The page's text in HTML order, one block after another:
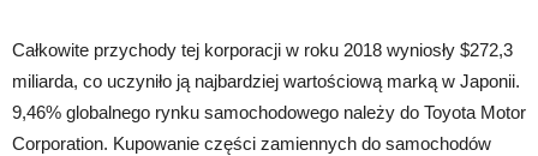
Całkowite przychody tej korporacji w roku 2018 wyniosły $272,3
miliarda, co uczyniło ją najbardziej wartościową marką w Japonii.
9,46% globalnego rynku samochodowego należy do Toyota Motor
Corporation. Kupowanie części zamiennych do samochodów